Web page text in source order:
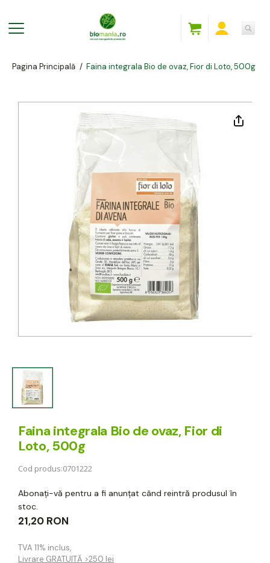
Pagina Principală / Faina integrala Bio de ovaz, Fior di Loto, 500g
Faina integrala Bio de ovaz, Fior di
Loto, 500g
Cod produs:0701222
Abonați-vă pentru a fi anunțat când reintră produsul în
stoc.
21,20 RON
TVA 11% inclus,
Livrare GRATUITĂ >250 lei